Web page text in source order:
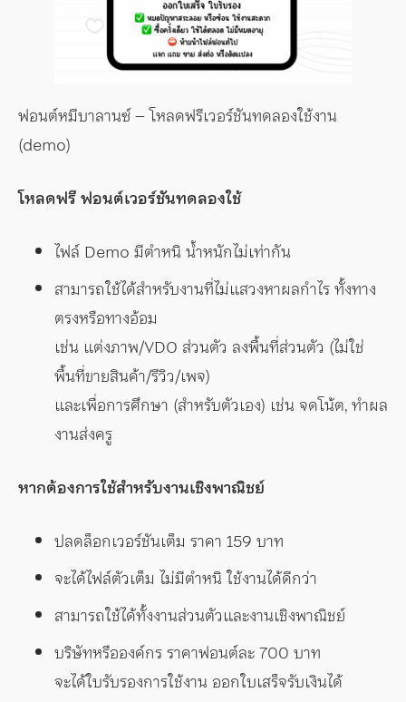
ฟอนต์หมีบาลานซ์ – โหลดฟรีเวอร์ชันทดลองใช้งาน
(demo)
โหลดฟรี ฟอนต์เวอร์ชันทดลองใช้
ไฟล์ Demo มีตำหนิ น้ำหนักไม่เท่ากัน
สามารถใช้ได้สำหรับงานที่ไม่แสวงหาผลกำไร ทั้งทาง
ตรงหรือทางอ้อม
เช่น แต่งภาพ/VDO ส่วนตัว ลงพื้นที่ส่วนตัว (ไม่ใช่
พื้นที่ขายสินค้า/รีวิว/เพจ)
และเพื่อการศึกษา (สำหรับตัวเอง) เช่น จดโน้ต, ทำผล
งานส่งครู
หากต้องการใช้สำหรับงานเชิงพาณิชย์
ปลดล็อกเวอร์ชันเต็ม ราคา 159 บาท
จะได้ไฟล์ตัวเต็ม ไม่มีตำหนิ ใช้งานได้ดีกว่า
สามารถใช้ได้ทั้งงานส่วนตัวและงานเชิงพาณิชย์
บริษัทหรือองค์กร ราคาฟอนต์ละ 700 บาท
จะได้ใบรับรองการใช้งาน ออกใบเสร็จรับเงินได้